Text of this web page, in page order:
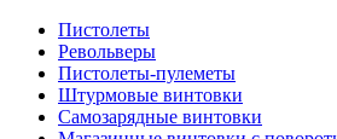
Пистолеты
Револьверы
Пистолеты-пулеметы
Штурмовые винтовки
Самозарядные винтовки